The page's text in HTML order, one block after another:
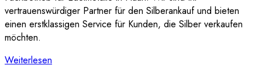
vertrauenswürdiger Partner für den Silberankauf und bieten
einen erstklassigen Service für Kunden, die Silber verkaufen
möchten.
Weiterlesen